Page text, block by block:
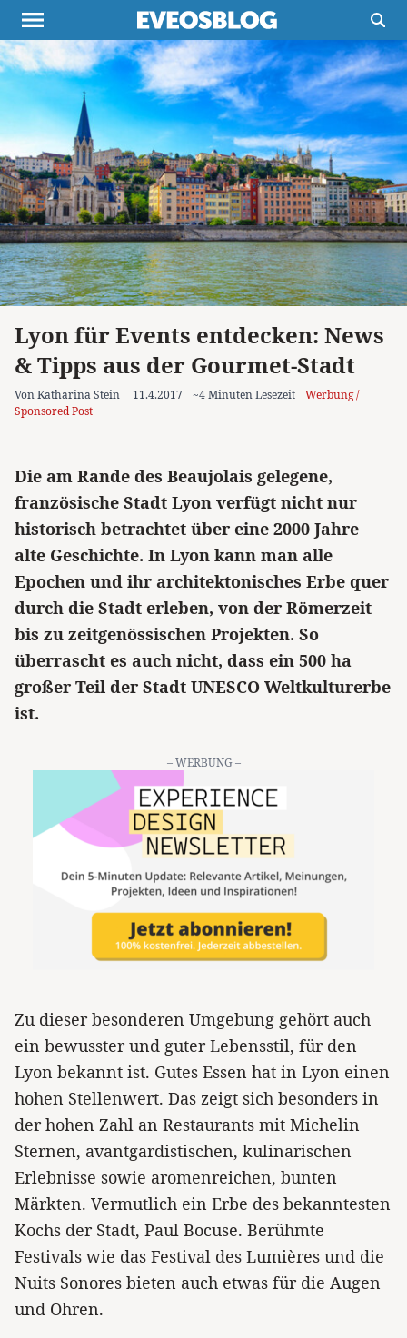
Themen Projekte
Inspiration
Destinationen
Über uns
Werbung
Buchtipps
Newsletter
Lyon für Events entdecken: News
& Tipps aus der Gourmet-Stadt
Von Katharina Stein 11.4.2017 ~4 Minuten Lesezeit
Werbung /
Sponsored Post
Die am Rande des Beaujolais gelegene,
französische Stadt Lyon verfügt nicht nur
historisch betrachtet über eine 2000 Jahre
alte Geschichte. In Lyon kann man alle
Epochen und ihr architektonisches Erbe quer
durch die Stadt erleben, von der Römerzeit
bis zu zeitgenössischen Projekten. So
überrascht es auch nicht, dass ein 500 ha
großer Teil der Stadt UNESCO Weltkulturerbe
ist.
– WERBUNG –
Zu dieser besonderen Umgebung gehört auch
ein bewusster und guter Lebensstil, für den
Lyon bekannt ist. Gutes Essen hat in Lyon einen
hohen Stellenwert. Das zeigt sich besonders in
der hohen Zahl an Restaurants mit Michelin
Sternen, avantgardistischen, kulinarischen
Erlebnisse sowie aromenreichen, bunten
Märkten. Vermutlich ein Erbe des bekanntesten
Kochs der Stadt, Paul Bocuse. Berühmte
Festivals wie das Festival des Lumières und die
Nuits Sonores bieten auch etwas für die Augen
und Ohren.